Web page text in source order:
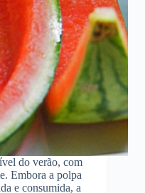
do verão, com
Embora a polpa
e consumida, a